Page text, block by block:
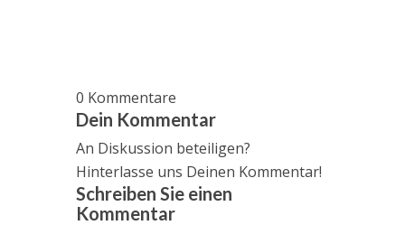
0 Kommentare
Dein Kommentar
An Diskussion beteiligen?
Hinterlasse uns Deinen Kommentar!
Schreiben Sie einen
Kommentar